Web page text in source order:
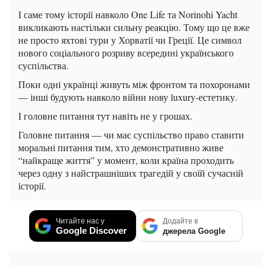
І саме тому історії навколо One Life та Norinohi Yacht
викликають настільки сильну реакцію. Тому що це вже
не просто яхтові тури у Хорватії чи Греції. Це символ
нового соціального розриву всередині українського
суспільства.
Поки одні українці живуть між фронтом та похоронами
— інші будують навколо війни нову luxury-естетику.
І головне питання тут навіть не у грошах.
Головне питання — чи має суспільство право ставити
моральні питання тим, хто демонстративно живе
“найкраще життя” у момент, коли країна проходить
через одну з найстрашніших трагедій у своїй сучасній
історії.
Читайте нас у
Google Discover
Додайте в
джерела Google